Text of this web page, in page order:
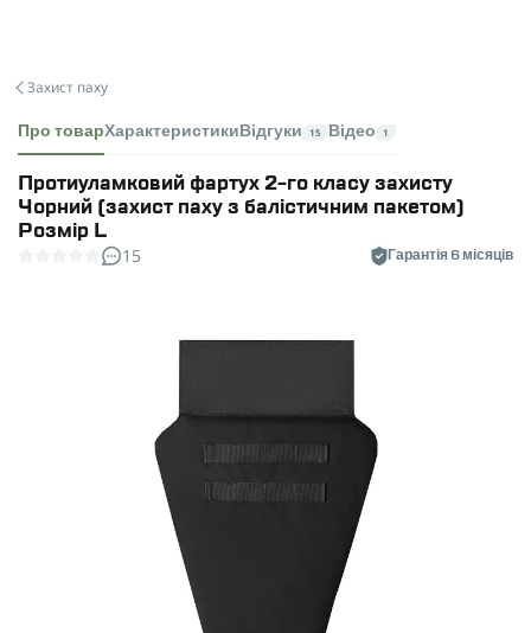
Захист паху
Про товарХарактеристики Відгуки 15 Відео 1
Протиуламковий фартух 2-го класу захисту
Чорний (захист паху з балістичним пакетом)
Розмір L
15 Гарантія 6 місяців